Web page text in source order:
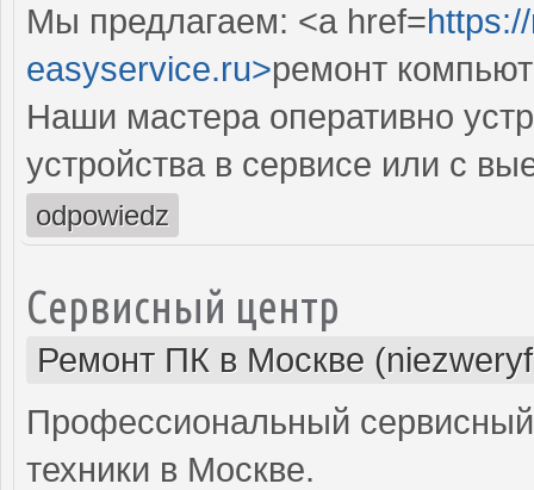
Мы предлагаем: <a href=
easyservice.ru>ремонт
Наши мастера оперативно
устройства в сервисе или с
odpowiedz
Сервисный центр
Ремонт ПК в Москве
Профессиональный
техники в Москве.